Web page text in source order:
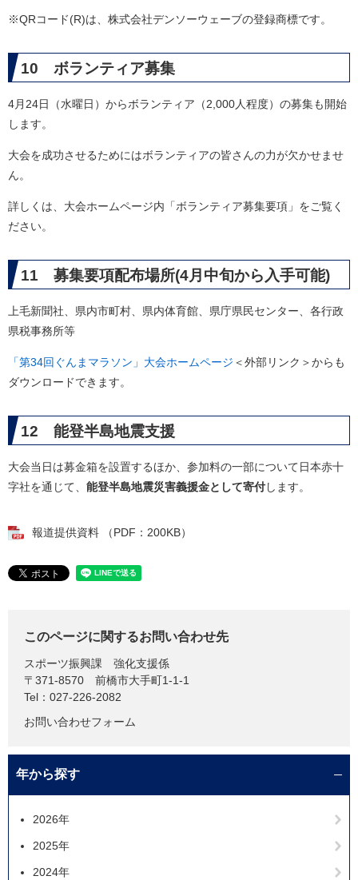
※QRコード(R)は、株式会社デンソーウェーブの登録商標です。
10 ボランティア募集
4月24日（水曜日）からボランティア（2,000人程度）の募集も開始
します。
大会を成功させるためにはボランティアの皆さんの力が欠かせませ
ん。
詳しくは、大会ホームページ内「ボランティア募集要項」をご覧く
ださい。
11 募集要項配布場所(4月中旬から入手可能)
上毛新聞社、県内市町村、県内体育館、県庁県民センター、各行政
県税事務所等
「第34回ぐんまマラソン」大会ホームページ ＜外部リンク＞からも
ダウンロードできます。
12 能登半島地震支援
大会当日は募金箱を設置するほか、参加料の一部について日本赤十
字社を通じて、 能登半島地震災害義援金として寄付します。
報道提供資料 （PDF：200KB）
このページに関するお問い合わせ先
スポーツ振興課
強化支援係
〒371-8570
前橋市大手町1-1-1
Tel：027-226-2082
お問い合わせフォーム
年から探す
2026年
2025年
2024年